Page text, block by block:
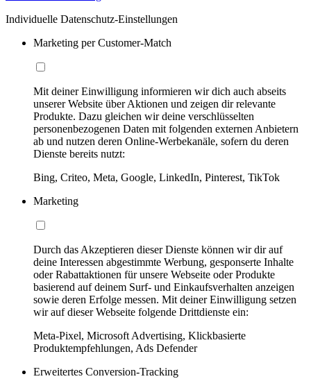
Individuelle Datenschutz-Einstellungen
Marketing per Customer-Match
Mit deiner Einwilligung informieren wir dich auch abseits
unserer Website über Aktionen und zeigen dir relevante
Produkte. Dazu gleichen wir deine verschlüsselten
personenbezogenen Daten mit folgenden externen Anbietern
ab und nutzen deren Online-Werbekanäle, sofern du deren
Dienste bereits nutzt:
Bing, Criteo, Meta, Google, LinkedIn, Pinterest, TikTok
Marketing
Durch das Akzeptieren dieser Dienste können wir dir auf
deine Interessen abgestimmte Werbung, gesponserte Inhalte
oder Rabattaktionen für unsere Webseite oder Produkte
basierend auf deinem Surf- und Einkaufsverhalten anzeigen
sowie deren Erfolge messen. Mit deiner Einwilligung setzen
wir auf dieser Webseite folgende Drittdienste ein:
Meta-Pixel, Microsoft Advertising, Klickbasierte
Produktempfehlungen, Ads Defender
Erweitertes Conversion-Tracking